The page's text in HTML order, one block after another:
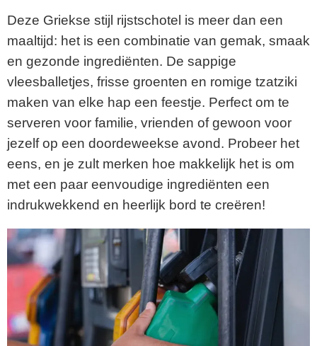
Deze Griekse stijl rijstschotel is meer dan een
maaltijd: het is een combinatie van gemak, smaak
en gezonde ingrediënten. De sappige
vleesballetjes, frisse groenten en romige tzatziki
maken van elke hap een feestje. Perfect om te
serveren voor familie, vrienden of gewoon voor
jezelf op een doordeweekse avond. Probeer het
eens, en je zult merken hoe makkelijk het is om
met een paar eenvoudige ingrediënten een
indrukwekkend en heerlijk bord te creëren!